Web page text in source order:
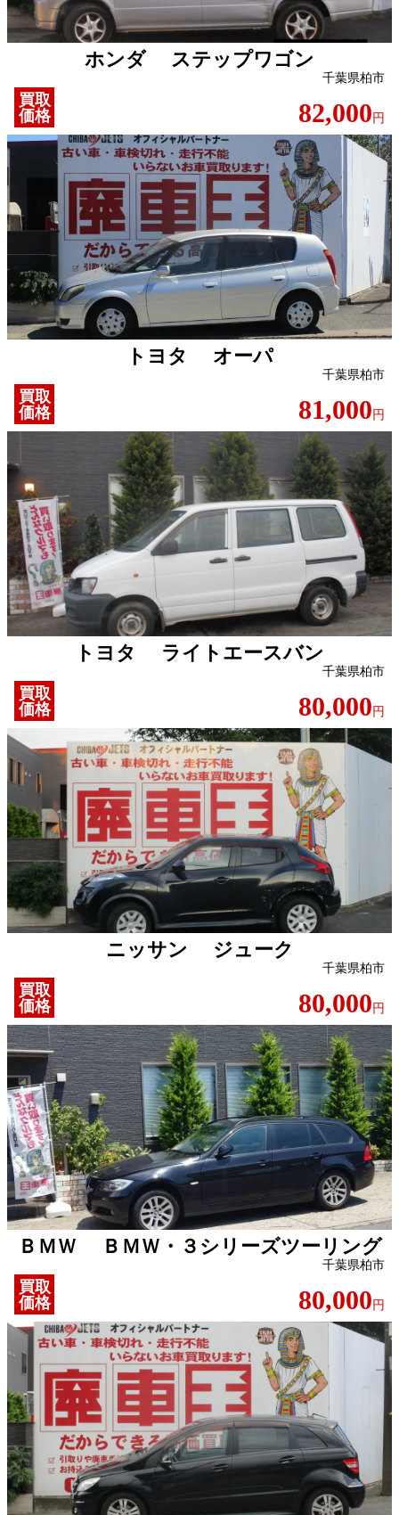
ホンダ ステップワゴン
千葉県柏市
買取
価格
82,000 円
トヨタ オーパ
千葉県柏市
買取
価格
81,000 円
トヨタ ライトエースバン
千葉県柏市
買取
価格
80,000 円
ニッサン ジューク
千葉県柏市
買取
価格
80,000 円
ＢＭＷ ＢＭＷ・３シリーズツーリング
千葉県柏市
買取
価格
80,000 円